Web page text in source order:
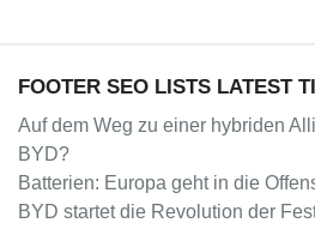
FOOTER SEO LISTS LATEST
Auf dem Weg zu einer hybriden
BYD?
Batterien: Europa geht in die
BYD startet die Revolution der